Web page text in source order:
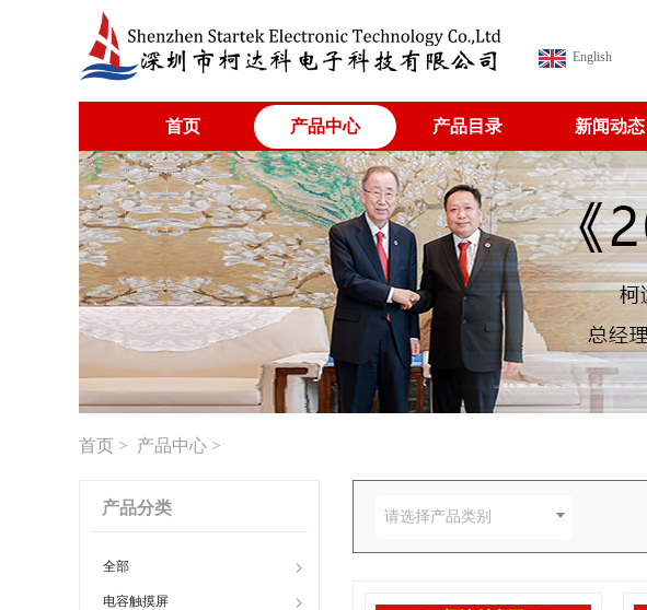
English
首页 产品中心 产品目录 新闻动态
首页 > 产品中心 >
产品分类
全部
电容触摸屏
请选择产品类别